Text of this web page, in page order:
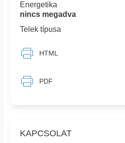
KAPCSOLAT
Energetika
nincs megadva
Telek típusa
HTML
PDF